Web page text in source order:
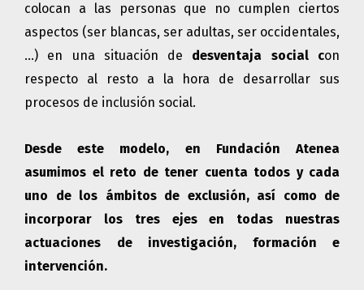
colocan a las personas que no cumplen ciertos
aspectos (ser blancas, ser adultas, ser occidentales,
…) en una situación de desventaja social con
respecto al resto a la hora de desarrollar sus
procesos de inclusión social.
Desde este modelo, en Fundación Atenea
asumimos el reto de tener cuenta todos y cada
uno de los ámbitos de exclusión, así como de
incorporar los tres ejes en todas nuestras
actuaciones de investigación, formación e
intervención.